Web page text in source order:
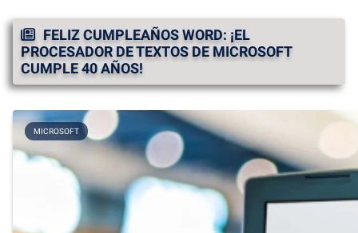
FELIZ CUMPLEAÑOS WORD: ¡EL
PROCESADOR DE TEXTOS DE MICROSOFT
CUMPLE 40 AÑOS!
MICROSOFT